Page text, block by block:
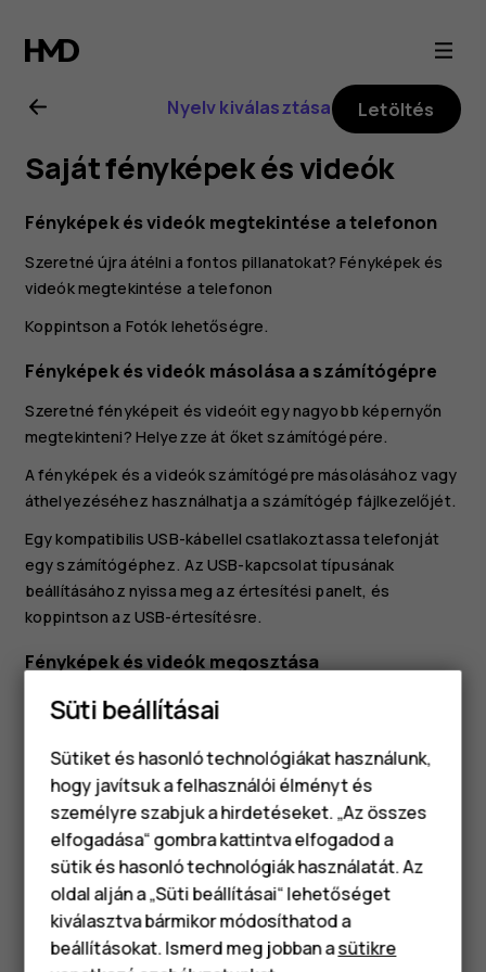
Nokia
4.2
felhasználói
kézikönyv
Okostelefonok
Klasszikus telefonok
Tartozékok
Nyelv kiválasztása Letöltés
Saját fényképek és videók
Fényképek és videók megtekintése a telefonon
Szeretné újra átélni a fontos pillanatokat? Fényképek és
videók megtekintése a telefonon
Koppintson a Fotók lehetőségre.
Fényképek és videók másolása a számítógépre
Szeretné fényképeit és videóit egy nagyobb képernyőn
megtekinteni? Helyezze át őket számítógépére.
A fényképek és a videók számítógépre másolásához vagy
áthelyezéséhez használhatja a számítógép fájlkezelőjét.
Egy kompatibilis USB-kábellel csatlakoztassa telefonját
egy számítógéphez. Az USB-kapcsolat típusának
beállításához nyissa meg az értesítési panelt, és
koppintson az USB-értesítésre.
Fényképek és videók megosztása
Gyorsan és egyszerűen oszthat meg fényképeket és
családjának.
AFényképekmenüpontban koppintson a
megosztani kívánt fényképre, majd koppintson a
lehetőségre.
Válassza ki a fényképekhez vagy videókhoz
használni kívánt megosztási módot.
Süti beállításai
Sütiket és hasonló technológiákat használunk,
hogy javítsuk a felhasználói élményt és
személyre szabjuk a hirdetéseket. „Az összes
elfogadása“ gombra kattintva elfogadod a
sütik és hasonló technológiák használatát. Az
oldal alján a „Süti beállításai“ lehetőséget
kiválasztva bármikor módosíthatod a
beállításokat. Ismerd meg jobban asütikre